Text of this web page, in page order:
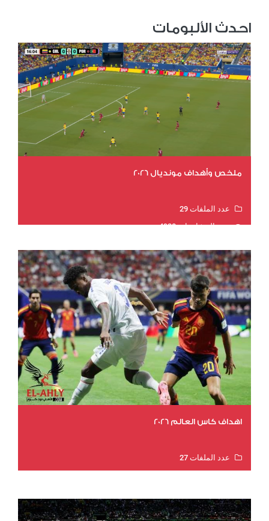
احدث الألبومات
ملخص وأهداف مونديال 2026
عدد الملفات 29
عدد المشاهدات 4928
اهداف كاس العالم 2026
عدد الملفات 27